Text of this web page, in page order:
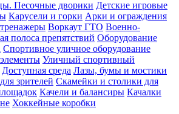
Песочные дворики Детские игровые
Карусели и горки Арки и ограждения
Воркаут ГТО Военно-
полоса препятствий Оборудование
Спортивное уличное оборудование
Уличный спортивный
Доступная среда Лазы, бумы и мостики
зрителей Скамейки и столики для
Качели и балансиры Качалки
Хоккейные коробки